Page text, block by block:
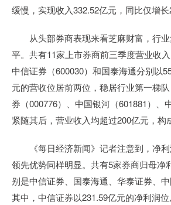
缓慢，实现收入332.52亿元，同比仅增长
从头部券商表现来看芝麻财富，行业
平。共有11家上市券商前三季度营业收
中信证券（600030）和国泰海通分别以
元的营收位居前两位，稳居行业第一梯
券（000776）、中国银河（601881）、
紧随其后，营业收入均超过200亿元，构
《每日经济新闻》记者注意到，净利
领先优势同样明显。共有5家券商归母净
别是中信证券、国泰海通、华泰证券、中
其中，中信证券以231.59亿元的净利润